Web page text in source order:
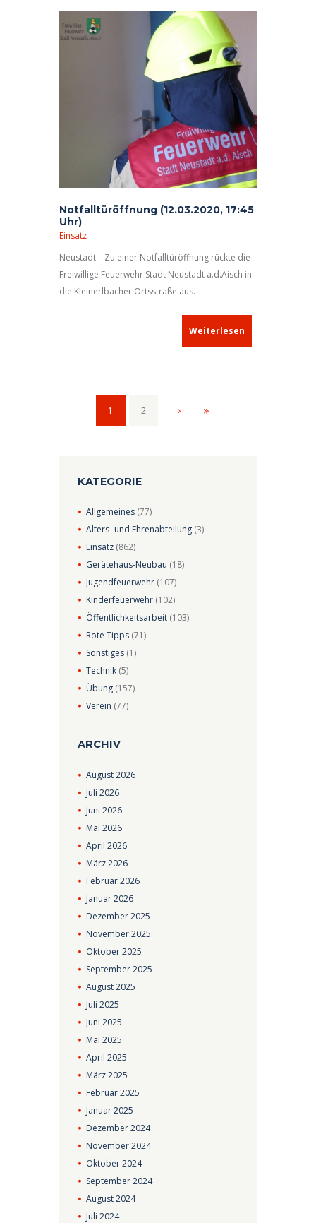
Notfalltüröffnung (12.03.2020, 17:45
Uhr)
Einsatz
Neustadt – Zu einer Notfalltüröffnung rückte die
Freiwillige Feuerwehr Stadt Neustadt a.d.Aisch in
die Kleinerlbacher Ortsstraße aus.
Weiterlesen
1 2
KATEGORIE
Allgemeines (77)
Alters- und Ehrenabteilung (3)
Einsatz (862)
Gerätehaus-Neubau (18)
Jugendfeuerwehr (107)
Kinderfeuerwehr (102)
Öffentlichkeitsarbeit (103)
Rote Tipps (71)
Sonstiges (1)
Technik (5)
Übung (157)
Verein (77)
ARCHIV
August2026
Juli2026
Juni2026
Mai2026
April2026
März2026
Februar2026
Januar2026
Dezember2025
November2025
Oktober2025
September2025
August2025
Juli2025
Juni2025
Mai2025
April2025
März2025
Februar2025
Januar2025
Dezember2024
November2024
Oktober2024
September2024
August2024
Juli2024